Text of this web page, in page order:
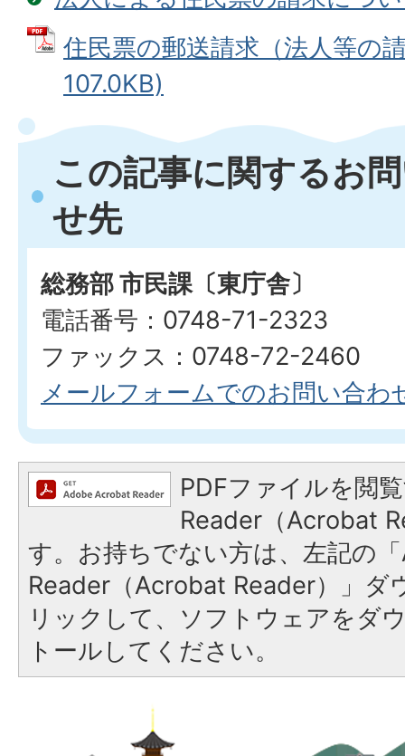
住民票の郵送請求（法人等の
107.0KB)
この記事に関するお
せ先
総務部 市民課〔東庁舎〕
電話番号：0748-71-2323
ファックス：0748-72-2460
メールフォームでのお問い合わ
PDFファイルを閲
Reader（Acrobat
す。お持ちでない方は、左記の
Reader（Acrobat Reader）」ダ
リックして、ソフトウェアをダ
トールしてください。